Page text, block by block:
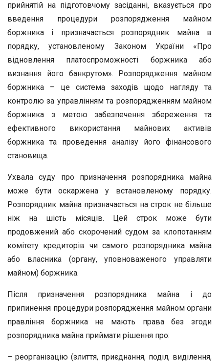
прийнятій на підготовчому засіданні, вказується про
введення процедури розпорядження майном
боржника і призначається розпорядник майна в
порядку, установленому Законом України «Про
відновлення платоспроможності боржника або
визнання його банкрутом». Розпорядження майном
боржника – це система заходів щодо нагляду та
контролю за управлінням та розпорядженням майном
боржника з метою забезпечення збереження та
ефективного використання майнових активів
боржника та проведення аналізу його фінансового
становища.
Ухвала суду про призначення розпорядника майна
може бути оскаржена у встановленому порядку.
Розпорядник майна призначається на строк не більше
ніж на шість місяців. Цей строк може бути
продовжений або скорочений судом за клопотанням
комітету кредиторів чи самого розпорядника майна
або власника (органу, уповноваженого управляти
майном) боржника.
Після призначення розпорядника майна і до
припинення процедури розпорядження майном органи
правління боржника не мають права без згоди
розпорядника майна приймати рішення про:
– реорганізацію (злиття, приєднання, поділ, виділення,